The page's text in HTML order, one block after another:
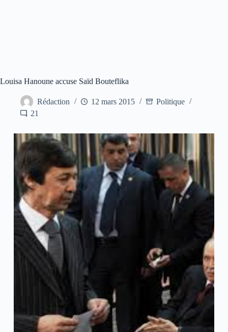
Louisa Hanoune accuse Saïd Bouteflika
Rédaction 12 mars 2015
Politique
21